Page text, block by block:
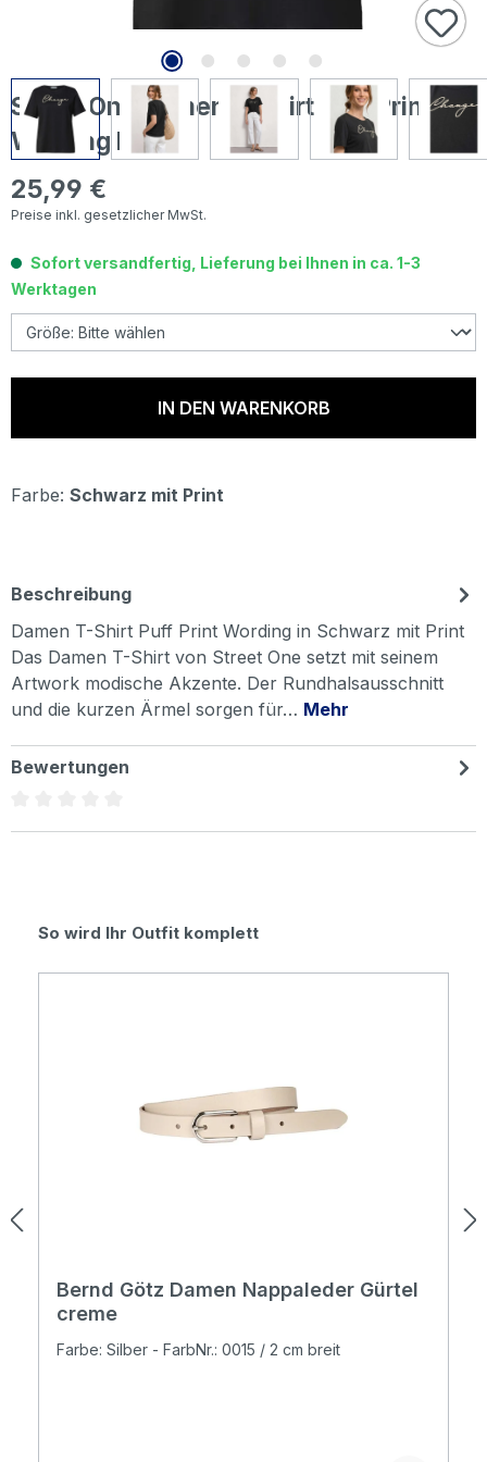
Street One Damen T-Shirt Puff Print
Wording black
Regulärer Preis:
25,99 €
Preise inkl. gesetzlicher MwSt.
Sofort versandfertig, Lieferung bei Ihnen in ca. 1-3
Werktagen
IN DEN WARENKORB
Farbe: Schwarz mit Print
Beschreibung
Damen T-Shirt Puff Print Wording in Schwarz mit Print
Das Damen T-Shirt von Street One setzt mit seinem
Artwork modische Akzente. Der Rundhalsausschnitt
und die kurzen Ärmel sorgen für… Mehr
Bewertungen
Produktgalerie überspringen
So wird Ihr Outfit komplett
Bernd Götz Damen Nappaleder Gürtel
creme
Farbe: Silber - FarbNr.: 0015 / 2 cm breit